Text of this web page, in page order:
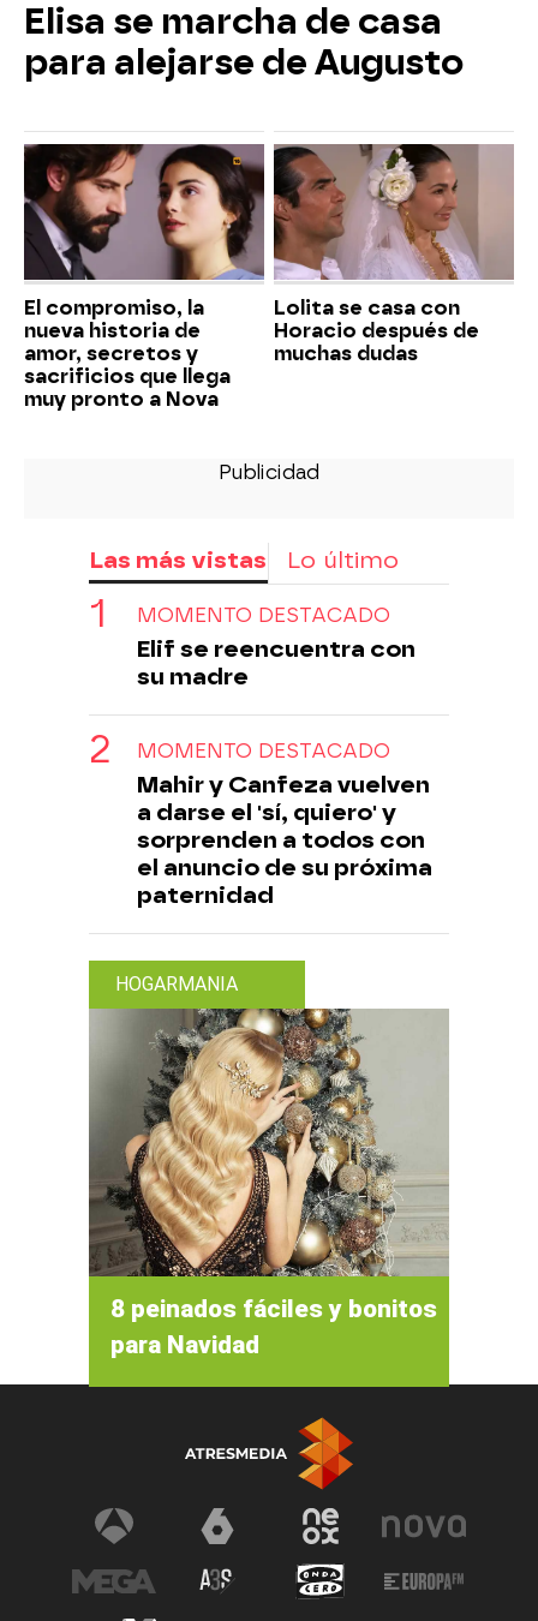
Elisa se marcha de casa
para alejarse de Augusto
El compromiso, la
nueva historia de
amor, secretos y
sacrificios que llega
muy pronto a Nova
Lolita se casa con
Horacio después de
muchas dudas
Las más vistas Lo último
MOMENTO DESTACADO
Elif se reencuentra con
su madre
MOMENTO DESTACADO
Mahir y Canfeza vuelven
a darse el 'sí, quiero' y
sorprenden a todos con
el anuncio de su próxima
paternidad
HOGARMANIA
8 peinados fáciles y bonitos
para Navidad